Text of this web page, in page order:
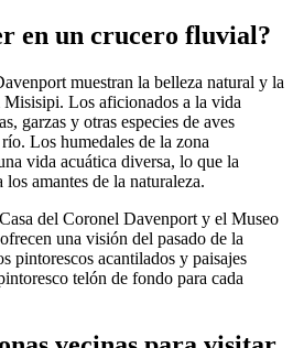
en un crucero fluvial?
muestran la belleza natural y la
Los aficionados a la vida
garzas y otras especies de aves
Los humedales de la zona
vida acuática diversa, lo que la
amantes de la naturaleza.
del Coronel Davenport y el Museo
una visión del pasado de la
pintorescos acantilados y paisajes
telón de fondo para cada